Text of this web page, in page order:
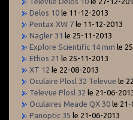
Delos 10 le 11-12-2013
Pentax XW 7 le 11-12-2013
Nagler 31 le 25-11-2013
Explore Scientific 14 mm le
Ethos 21 le 25-11-2013
XT 12 le 22-08-2013
Oculaire Plosl 32 Televue le
Televue Plosl 32 le 21-06-
Oculaires Meade QX 30 le 21-
Panoptic 35 le 21-06-2013